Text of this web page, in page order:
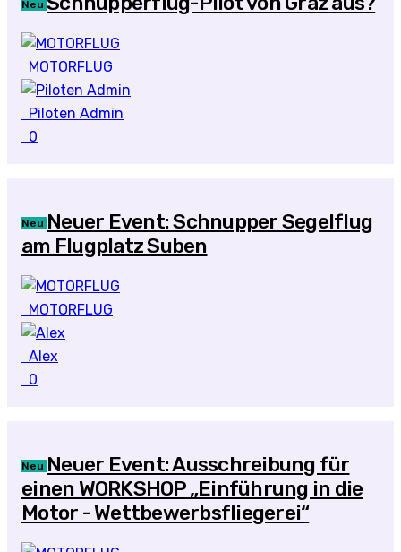
Neu
MOTORFLUG
Piloten Admin
0
Neu Neuer Event: Schnupper Segelflug
am Flugplatz Suben
MOTORFLUG
Alex
0
Neu Neuer Event: Ausschreibung für
einen WORKSHOP „Einführung in die
Motor - Wettbewerbsfliegerei“